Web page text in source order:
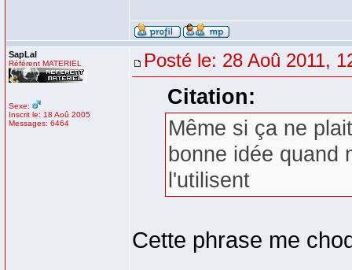
SapLal
Référent MATERIEL
Sexe:
Inscrit le: 18 Aoû 2005
Messages: 6464
Posté le: 28 Aoû 2011,
Citation:
Même si ça ne
bonne idée quand
l'utilisent
Cette phrase me